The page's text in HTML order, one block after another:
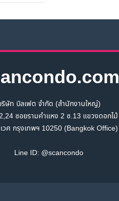
ริษัท บิลเฟต จำกัด (สำนักงานใหญ่)
ซอยรามคำแหง 2 ซ.13 แขวงดอกไม้
เวศ กรุงเทพฯ 10250 (Bangkok Office)
Line ID: @scancondo